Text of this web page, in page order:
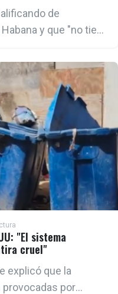
de
y que "no tiene
"El sistema
cruel"
explicó que la
por